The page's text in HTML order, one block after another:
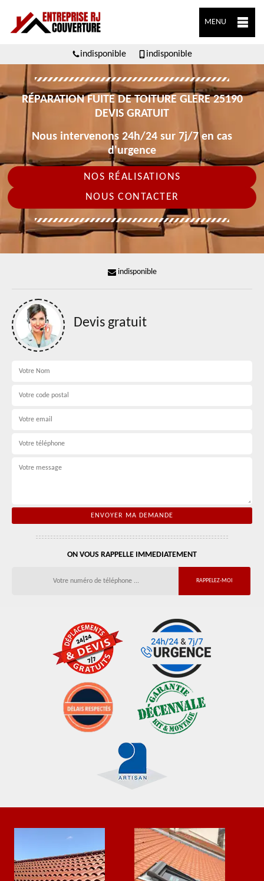
MENU
indisponible indisponible
RÉPARATION FUITE DE TOITURE GLERE 25190
DEVIS GRATUIT
Nous intervenons 24h/24 sur 7j/7 en cas
d'urgence
NOS RÉALISATIONS
NOUS CONTACTER
indisponible
Devis gratuit
ON VOUS RAPPELLE IMMEDIATEMENT